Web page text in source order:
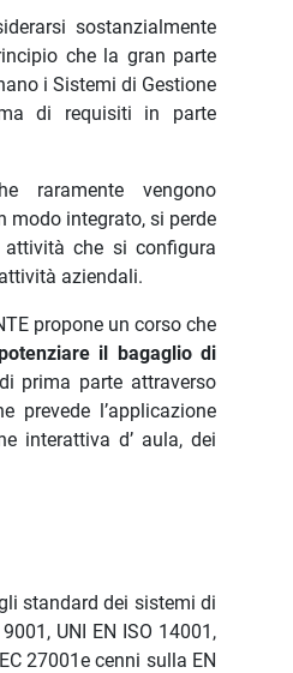
sostanzialmente
che la gran parte
i Sistemi di Gestione
di requisiti in parte
raramente vengono
modo integrato, si perde
che si configura
aziendali.
propone un corso che
il bagaglio di
prima parte attraverso
prevede l’applicazione
interattiva d’ aula, dei
standard dei sistemi di
UNI EN ISO 14001,
27001e cenni sulla EN